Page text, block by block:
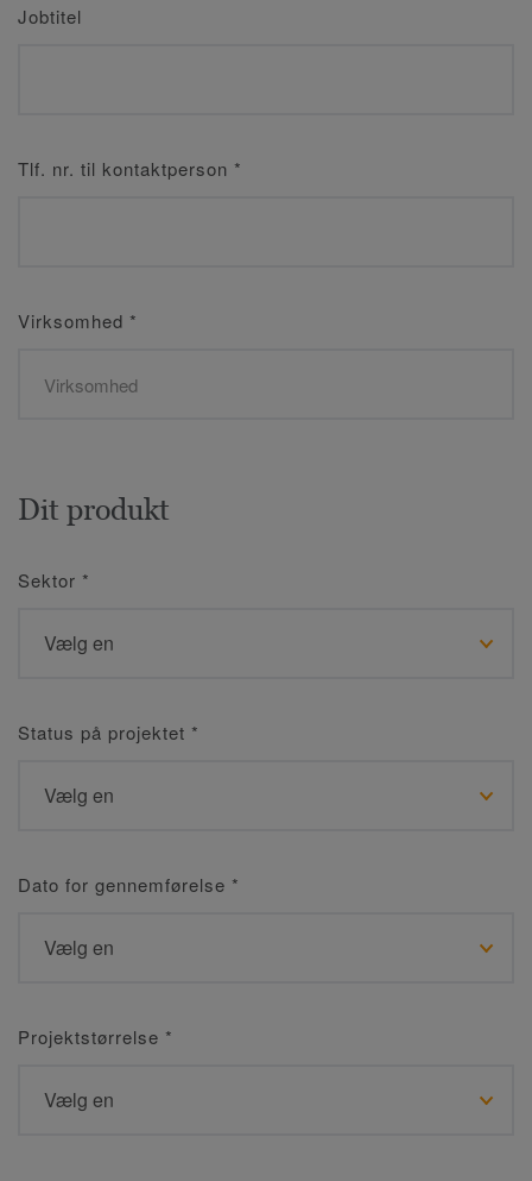
Jobtitel
Tlf. nr. til kontaktperson *
Virksomhed *
Dit produkt
Sektor *
Status på projektet *
Dato for gennemførelse *
Projektstørrelse *